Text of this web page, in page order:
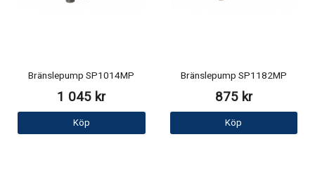
Bränslepump SP1014MP
1 045 kr
Köp
Bränslepump SP1182MP
875 kr
Köp